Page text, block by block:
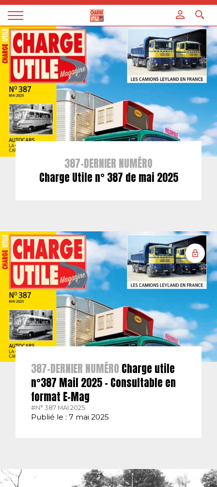
Magazine
Charge
utile
387-DERNIER NUMÉRO
Charge Utile n° 387 de mai 2025
387-DERNIER NUMÉRO Charge utile
n°387 Mail 2025 – Consultable en
format E-Mag
#N° 387 MAI 2025.
Publié le : 7 mai 2025
Panneau de gestion des cookies